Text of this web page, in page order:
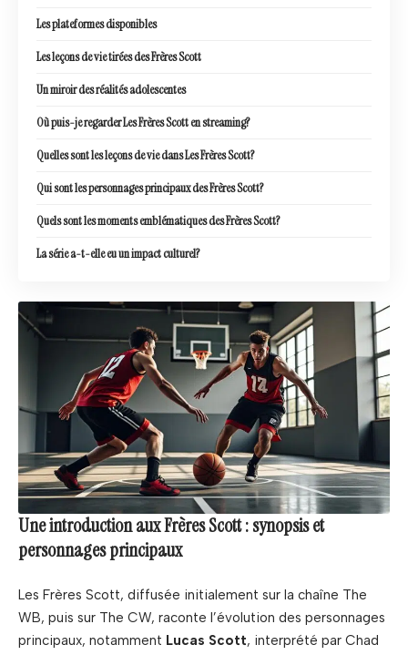
Les plateformes disponibles
Les leçons de vie tirées des Frères Scott
Un miroir des réalités adolescentes
Où puis-je regarder Les Frères Scott en streaming?
Quelles sont les leçons de vie dans Les Frères Scott?
Qui sont les personnages principaux des Frères Scott?
Quels sont les moments emblématiques des Frères Scott?
La série a-t-elle eu un impact culturel?
Une introduction aux Frères Scott : synopsis et
personnages principaux
Les Frères Scott, diffusée initialement sur la chaîne The
WB, puis sur The CW, raconte l’évolution des personnages
principaux, notamment Lucas Scott, interprété par Chad